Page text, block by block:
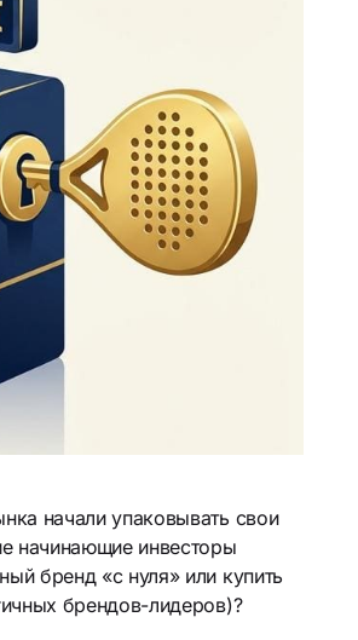
начали упаковывать свои
начинающие инвесторы
бренд «с нуля» или купить
брендов-лидеров)?